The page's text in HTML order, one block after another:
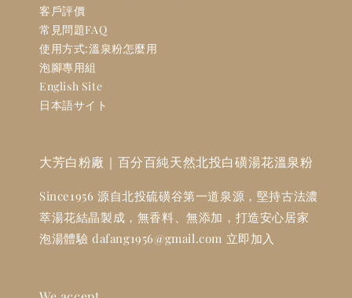
客戶評價
常見問題FAQ
使用方式:溫泉粉怎麼用
泡腳專用組
English Site
日本語サイト
大芳白粉廠｜百分百純天然北投白磺湯花溫泉粉
Since1956 源自北投硫磺谷第一道泉源，堅持古法濃
萃湯花結晶製成，無香料、無添加，打造安心居家
泡湯體驗 dafang1956@gmail.com 立即加入